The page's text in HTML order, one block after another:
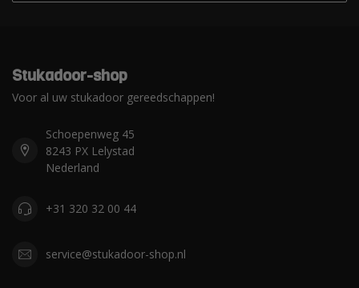
Stukadoor-shop
Voor al uw stukadoor gereedschappen!
Schoepenweg 45
8243 PX Lelystad
Nederland
+31 320 32 00 44
service@stukadoor-shop.nl